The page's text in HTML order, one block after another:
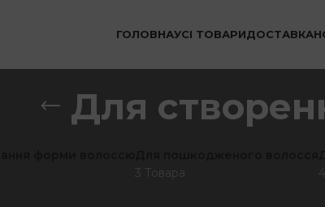
ГОЛОВНАУСІ ТОВАРИДОСТАВКА
Для
3 Товара